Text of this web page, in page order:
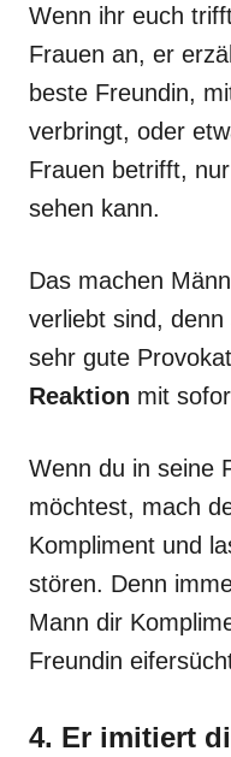
Wenn ihr euch
Frauen an, er
beste Freundin,
verbringt, oder
Frauen betrifft,
sehen kann.
Das machen
verliebt sind,
sehr gute
Reaktion mit
Wenn du in seine
möchtest, mach
Kompliment und
stören. Denn
Mann dir
Freundin
4. Er imitiert